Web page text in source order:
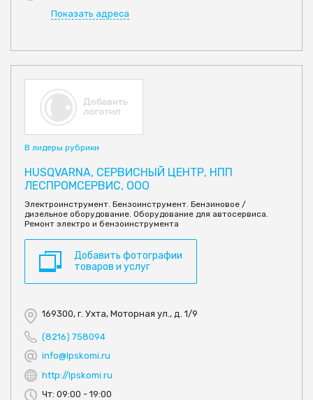
Показать адреса
В лидеры рубрики
HUSQVARNA, СЕРВИСНЫЙ ЦЕНТР, НПП
ЛЕСПРОМСЕРВИС, ООО
Электроинструмент. Бензоинструмент. Бензиновое /
дизельное оборудование. Оборудование для автосервиса.
Ремонт электро и бензоинструмента
Добавить фотографии
товаров и услуг
169300, г. Ухта, Моторная ул., д. 1/9
(8216) 758094
info@lpskomi.ru
http://lpskomi.ru
Чт: 09:00 - 19:00